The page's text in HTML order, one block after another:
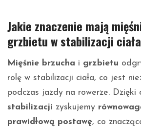
Jakie znaczenie mają
grzbietu w stabilizacji
Mięśnie brzucha i grzbietu
rolę w stabilizacji ciała, co jest
podczas jazdy na rowerze. Dzięki
stabilizacji zyskujemy
prawidłową postawę, co